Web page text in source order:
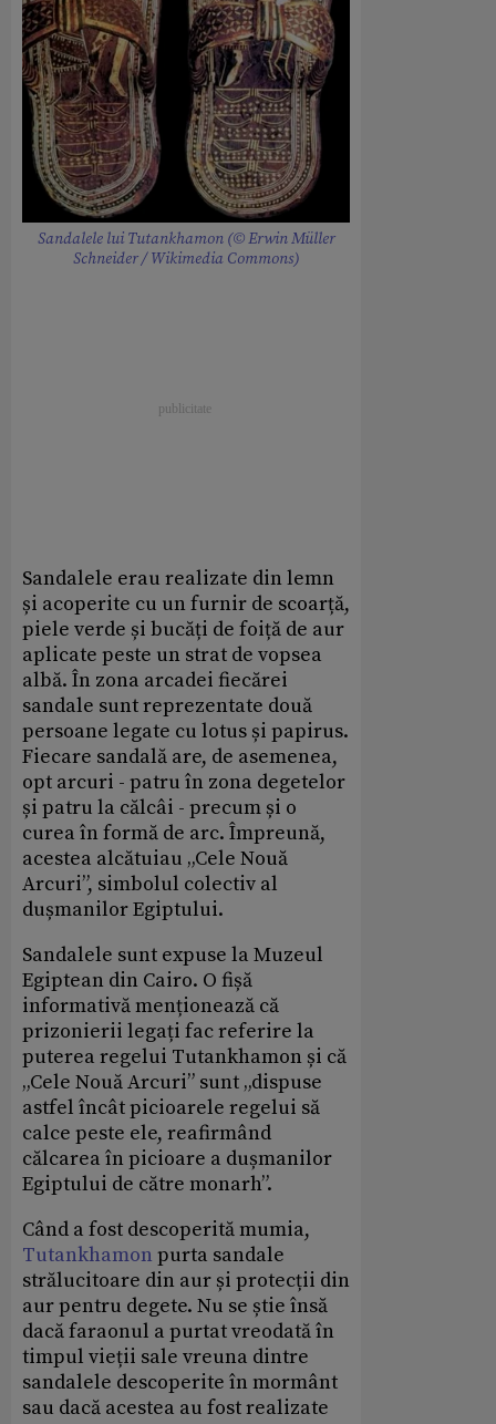
Sandalele lui Tutankhamon (© Erwin Müller
Schneider / Wikimedia Commons)
Sandalele erau realizate din lemn
și acoperite cu un furnir de scoarță,
piele verde și bucăți de foiță de aur
aplicate peste un strat de vopsea
albă. În zona arcadei fiecărei
sandale sunt reprezentate două
persoane legate cu lotus și papirus.
Fiecare sandală are, de asemenea,
opt arcuri - patru în zona degetelor
și patru la călcâi - precum și o
curea în formă de arc. Împreună,
acestea alcătuiau „Cele Nouă
Arcuri”, simbolul colectiv al
dușmanilor Egiptului.
Sandalele sunt expuse la Muzeul
Egiptean din Cairo. O fișă
informativă menționează că
prizonierii legați fac referire la
puterea regelui Tutankhamon și că
„Cele Nouă Arcuri” sunt „dispuse
astfel încât picioarele regelui să
calce peste ele, reafirmând
călcarea în picioare a dușmanilor
Egiptului de către monarh”.
Când a fost descoperită mumia,
Tutankhamon purta sandale
strălucitoare din aur și protecții din
aur pentru degete. Nu se știe însă
dacă faraonul a purtat vreodată în
timpul vieții sale vreuna dintre
sandalele descoperite în mormânt
sau dacă acestea au fost realizate